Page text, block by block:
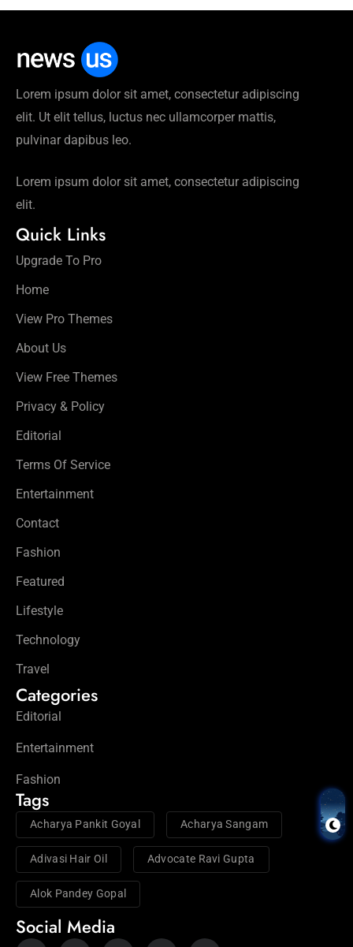
Lorem ipsum dolor sit amet, consectetur adipiscing
elit. Ut elit tellus, luctus nec ullamcorper mattis,
pulvinar dapibus leo.
Lorem ipsum dolor sit amet, consectetur adipiscing
elit.
Quick Links
Upgrade To Pro
Home
View Pro Themes
About Us
View Free Themes
Privacy & Policy
Editorial
Terms Of Service
Entertainment
Contact
Fashion
Featured
Lifestyle
Technology
Travel
Categories
Editorial
Entertainment
Fashion
Tags
Acharya Pankit Goyal Acharya Sangam
Adivasi Hair Oil Advocate Ravi Gupta
Alok Pandey Gopal
Social Media